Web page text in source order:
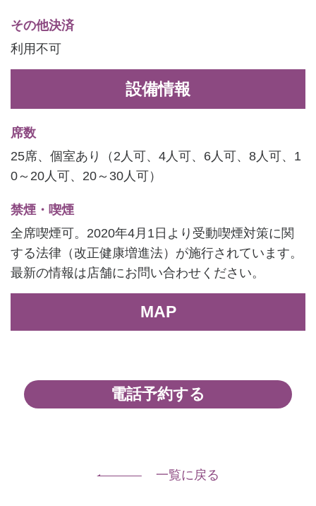
その他決済
利用不可
設備情報
席数
25席、個室あり（2人可、4人可、6人可、8人可、1
0～20人可、20～30人可）
禁煙・喫煙
全席喫煙可。2020年4月1日より受動喫煙対策に関
する法律（改正健康増進法）が施行されています。
最新の情報は店舗にお問い合わせください。
MAP
電話予約する
一覧に戻る